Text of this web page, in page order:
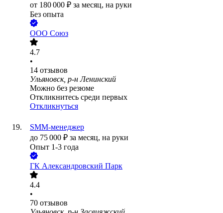
от 180 000 ₽ за месяц, на руки
Без опыта
ООО Союз
4.7
•
14 отзывов
Ульяновск, р-н Ленинский
Можно без резюме
Откликнитесь среди первых
Откликнуться
SMM-менеджер
до 75 000 ₽ за месяц, на руки
Опыт 1-3 года
ГК Александровский Парк
4.4
•
70 отзывов